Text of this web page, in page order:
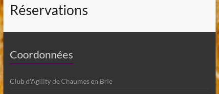
Réservations
Coordonnées
Club d'Agility de Chaumes en Brie